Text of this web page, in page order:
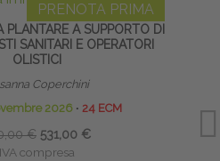
PRENOTA PRIMA
PLANTARE A SUPPORTO DI
SANITARI E OPERATORI
OLISTICI
Coperchini
2026∙ 24 ECM
€ 531,00 €
IVA compresa